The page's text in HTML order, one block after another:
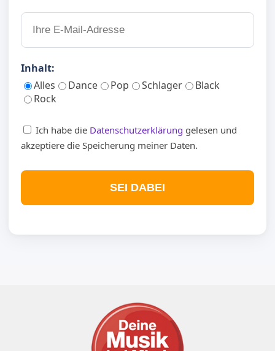
Inhalt:
Alles
Dance Pop Schlager
Black
Rock
Ich habe die Datenschutzerklärung gelesen und
akzeptiere die Speicherung meiner Daten.
SEI DABEI